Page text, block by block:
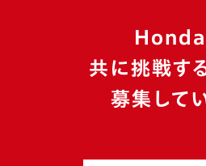
共に挑戦す
募集して